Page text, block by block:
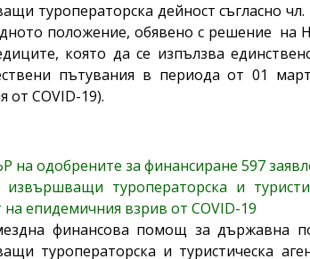
туроператорска дейност съгласно
положение, обявено с решение на
която да се изпълзва
пътувания в периода от 01
от COVID-19).
на одобрените за финансиране 597
туроператорска и
на епидемичния взрив от COVID-19
финансова помощ за държавна
туроператорска и туристическа